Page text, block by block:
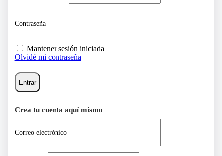
Contraseña
Mantener sesión iniciada
Olvidé mi contraseña
Entrar
Crea tu cuenta aquí mismo
Correo electrónico